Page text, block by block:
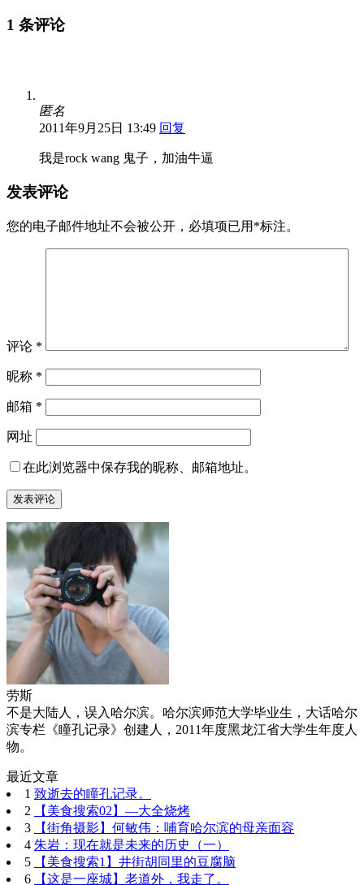
1 条评论
匿名
2011年9月25日 13:49 回复
我是rock wang 鬼子，加油牛逼
发表评论
您的电子邮件地址不会被公开， 必填项已用 *标注。
评论 *
昵称 *
邮箱 *
网址
在此浏览器中保存我的昵称、邮箱地址。
劳斯
不是大陆人，误入哈尔滨。哈尔滨师范大学毕业生，大话哈尔
滨专栏《瞳孔记录》创建人，2011年度黑龙江省大学生年度人
物。
最近文章
1 致逝去的瞳孔记录。
2
【美食搜索02】—大全烧烤
3
【街角摄影】何敏伟：哺育哈尔滨的母亲面容
4 朱岩：现在就是未来的历史（一）
5
【美食搜索1】井街胡同里的豆腐脑
6
【这是一座城】老道外，我走了。